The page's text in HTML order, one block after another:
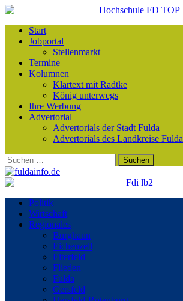
Start
Jobportal
Stellenmarkt
Termine
Kolumnen
Klartext mit Radtke
König unterwegs
Ihre Werbung
Advertorial
Advertorials der Stadt Fulda
Advertorials des Landkreise Fulda
Suchen
nach:
Politik
Wirtschaft
Regionales
Burghaun
Eichenzell
Eiterfeld
Flieden
Fulda
Gersfeld